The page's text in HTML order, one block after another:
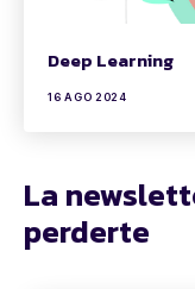
Deep Learning
16 AGO 2024
La
perderte